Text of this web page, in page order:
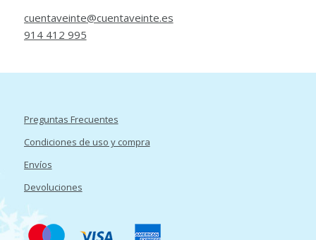
cuentaveinte@cuentaveinte.es
914 412 995
Preguntas Frecuentes
Condiciones de uso y compra
Envíos
Devoluciones